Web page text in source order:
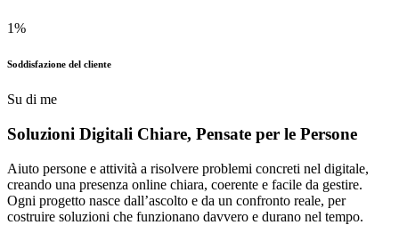
1%
Soddisfazione del cliente
Su di me
Soluzioni Digitali Chiare, Pensate per le Persone
Aiuto persone e attività a risolvere problemi concreti nel digitale,
creando una presenza online chiara, coerente e facile da gestire.
Ogni progetto nasce dall’ascolto e da un confronto reale, per
costruire soluzioni che funzionano davvero e durano nel tempo.